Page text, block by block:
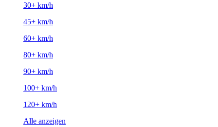
30+ km/h
45+ km/h
60+ km/h
80+ km/h
90+ km/h
100+ km/h
120+ km/h
Alle anzeigen